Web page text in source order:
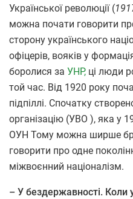
Української революції (
можна почати говорити
сторону українського
офіцерів, вояків у
боролися за УНР, ці люди
той час. Від 1920 року
підпіллі. Спочатку
організацію (УВО ), яка у
ОУН Тому можна ширше
говорити про одне
міжвоєнний націоналізм.
– У бездержавності. Коли